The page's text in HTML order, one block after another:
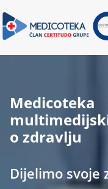
Medicoteka
o zdravlju
Dijelimo svoje